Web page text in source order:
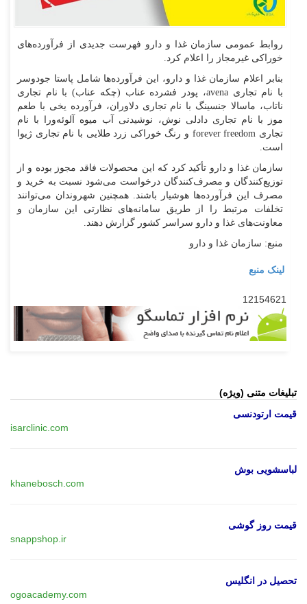
روابط عمومی سازمان غذا و دارو فهرست جدیدی از فرآورده‌های
خوراکی غیرمجاز را اعلام کرد.
بنابر اعلام سازمان غذا و دارو، این فرآورده‌ها شامل پاستا جودوسر
با نام تجاری avena، پودر فشرده عناب (چکه عناب) با نام تجاری
ناتاب، ماسالا جنسینگ با نام تجاری دلاوران، فرآورده یخی با طعم
موز با نام تجاری دادلی نوش، نوشیدنی آب میوه آلوئه‌ورا با نام
تجاری forever freedom و رنگ خوراکی زرد طلایی با نام تجاری ژیوا
است.
سازمان غذا و دارو تأکید کرد که این محصولات فاقد مجوز بوده و از
توزیع‌کنندگان و مصرف‌کنندگان درخواست می‌شود نسبت به خرید و
مصرف این فرآورده‌ها هوشیار باشند. همچنین شهروندان می‌توانند
تخلفات مرتبط را از طریق سامانه‌های نظارتی این سازمان و
معاونت‌های غذا و دارو سراسر کشور گزارش دهند.
منبع: سازمان غذا و دارو
لینک منبع
12154621
تبلیغات متنی (ویژه)
قیمت ارتودنسی
isarclinic.com
لباسشویی بوش
khanebosch.com
قیمت روز گوشی
snappshop.ir
تحصیل در انگلیس
ogoacademy.com